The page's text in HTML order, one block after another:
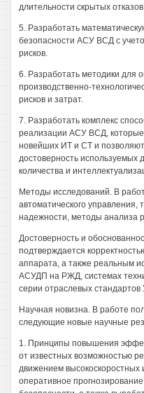
длительности скрытых
5. Разработать
безопасности АСУ ВСД с
рисков.
6. Разработать методики для
производственно-
рисков и затрат.
7. Разработать комплекс
реализации АСУ ВСД, которые
новейших ИТ и CT и
достоверность используемых
количества и
Методы исследований. В
автоматического управления,
надежности, методы анализа
Достоверность и
подтверждается
аппарата, а также реальным
АСУДП на РЖД, системах
серии отраслевых
Научная новизна. В работе
следующие новые научные
1. Принципы повышения
от известных возможностью
движением высокоскоростных
оперативное